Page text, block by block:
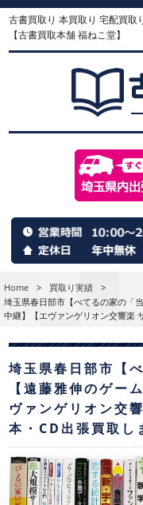
古書買取り 本買取り 宅配買取
【古書買取本舗 福ねこ堂】
Home > 買取り実績
>
埼玉県春日部市【べてるの家の「
中継】【エヴァンゲリオン交響楽
埼玉県春日部市【
【遠藤雅伸のゲー
ヴァンゲリオン交
本・CD出張買取し